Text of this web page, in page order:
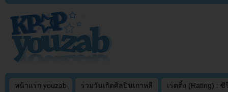
หน้าแรก youzab รวมวันเกิดศิลปินเกาหลี เรตติ้ง (Rating) : ซี